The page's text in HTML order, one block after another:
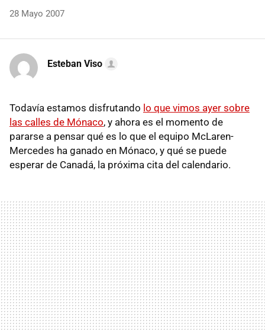
28 Mayo 2007
Esteban Viso
Todavía estamos disfrutando lo que vimos ayer sobre
las calles de Mónaco, y ahora es el momento de
pararse a pensar qué es lo que el equipo McLaren-
Mercedes ha ganado en Mónaco, y qué se puede
esperar de Canadá, la próxima cita del calendario.